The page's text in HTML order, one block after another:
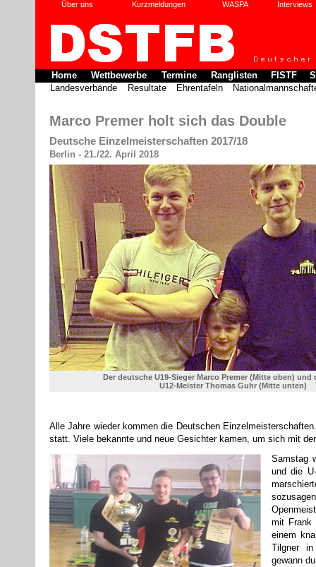
Über uns Kurzmeldungen WASPA Interviews
Home Wettbewerbe Termine Ranglisten FISTF
Landesverbände
Resultate Ehrentafeln
Marco Premer holt sich das Double
Deutsche Einzelmeisterschaften 2017/18
Berlin - 21./22. April 2018
Der deutsche U19-Sieger Marco Premer (Mitte oben) und
U12-Meister Thomas Guhr (Mitte unten)
Alle Jahre wieder kommen die Deutschen
statt. Viele bekannte und neue Gesichter kamen, um sich mit
Samstag
und die
mit Frank
einem
Tilgner
gewann